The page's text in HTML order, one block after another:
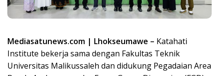
Mediasatunews.com | Lhokseumawe – Katahati
Institute bekerja sama dengan Fakultas Teknik
Universitas Malikussaleh dan didukung Pegadaian Area